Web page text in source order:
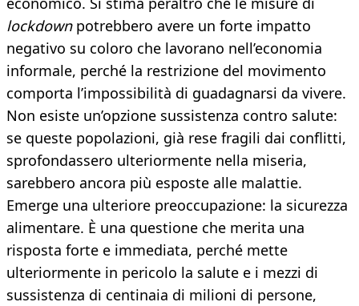
lockdownpotrebbero avere un forte impatto
negativo su coloro che lavorano nell’economia
informale, perché la restrizione del movimento
comporta l’impossibilità di guadagnarsi da vivere.
Non esiste un’opzione sussistenza contro salute:
se queste popolazioni, già rese fragili dai conflitti,
sprofondassero ulteriormente nella miseria,
sarebbero ancora più esposte alle malattie.
Emerge una ulteriore preoccupazione: la sicurezza
alimentare. È una questione che merita una
risposta forte e immediata, perché mette
ulteriormente in pericolo la salute e i mezzi di
sussistenza di centinaia di milioni di persone,